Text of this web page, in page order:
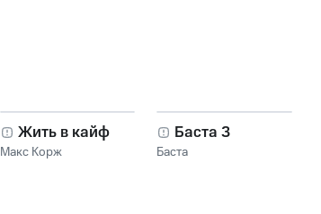
Жить в кайф
Макс Корж
Баста 3
Баста